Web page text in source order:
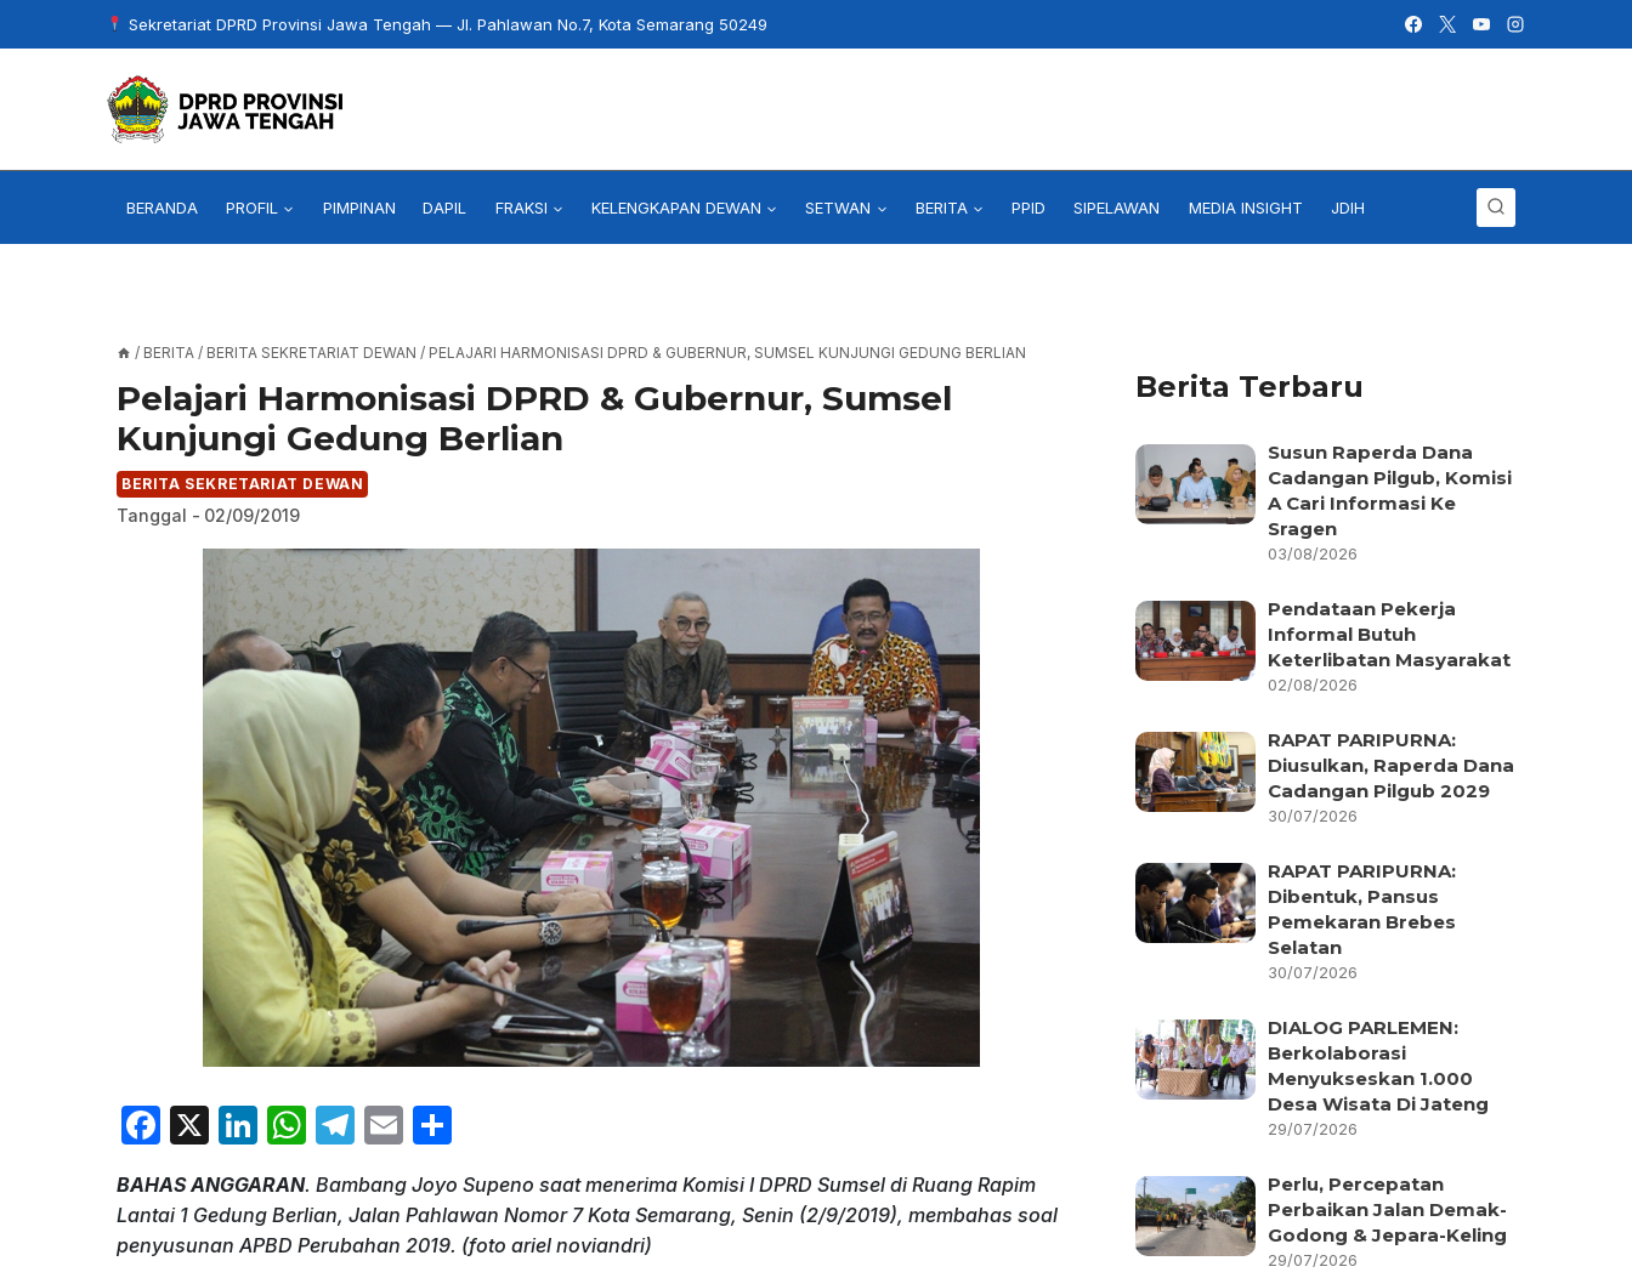
to
Sekretariat DPRD Provinsi Jawa Tengah — Jl. Pahlawan No.7, Kota Semarang 50249
BERANDA PROFIL PIMPINAN DAPIL FRAKSI KELENGKAPAN DEWAN SETWAN BERITA PPID SIPELAWAN MEDIA INSIGHT JDIH
/ BERITA / BERITA SEKRETARIAT DEWAN / PELAJARI HARMONISASI DPRD & GUBERNUR, SUMSEL KUNJUNGI GEDUNG BERLIAN
Pelajari Harmonisasi DPRD & Gubernur, Sumsel
Kunjungi Gedung Berlian
BERITA SEKRETARIAT DEWAN
Tanggal - 02/09/2019
F
c
e
X
Li
k
e
W
at
s
T
e
gr
E
ai
l
ar
e
BAHAS ANGGARAN. Bambang Joyo Supeno saat menerima Komisi I DPRD Sumsel di Ruang Rapim
Lantai 1 Gedung Berlian, Jalan Pahlawan Nomor 7 Kota Semarang, Senin (2/9/2019), membahas soal
penyusunan APBD Perubahan 2019. (foto ariel noviandri)
Berita Terbaru
Susun Raperda Dana
Cadangan Pilgub, Komisi
A Cari Informasi Ke
Sragen
03/08/2026
Pendataan Pekerja
Informal Butuh
Keterlibatan Masyarakat
02/08/2026
RAPAT PARIPURNA:
Diusulkan, Raperda Dana
Cadangan Pilgub 2029
30/07/2026
RAPAT PARIPURNA:
Dibentuk, Pansus
Pemekaran Brebes
Selatan
30/07/2026
DIALOG PARLEMEN:
Berkolaborasi
Menyukseskan 1.000
Desa Wisata Di Jateng
29/07/2026
Perlu, Percepatan
Perbaikan Jalan Demak-
Godong & Jepara-Keling
29/07/2026